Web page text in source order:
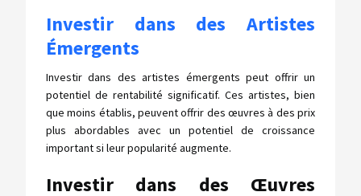
Investir dans des Artistes
Émergents
Investir dans des artistes émergents peut offrir un
potentiel de rentabilité significatif. Ces artistes, bien
que moins établis, peuvent offrir des œuvres à des prix
plus abordables avec un potentiel de croissance
important si leur popularité augmente.
Investir dans des Œuvres